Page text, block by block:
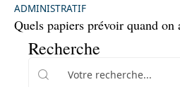
ADMINISTRATIF
Quels papiers prévoir quand on
Recherche